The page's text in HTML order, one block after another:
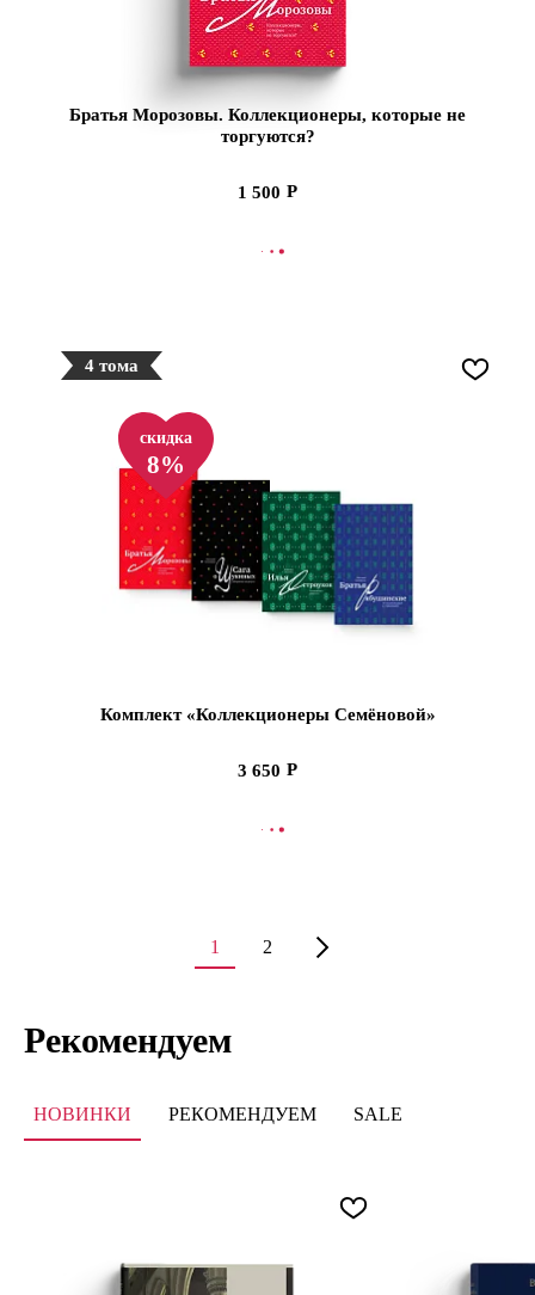
Братья Морозовы. Коллекционеры, которые не
торгуются?
1 500
СООБЩИТЬ О ПОСТУПЛЕНИИ
4 тома
скидка
8%
Комплект «Коллекционеры Семёновой»
3 650
СООБЩИТЬ О ПОСТУПЛЕНИИ
1 2
Рекомендуем
НОВИНКИ РЕКОМЕНДУЕМ SALE